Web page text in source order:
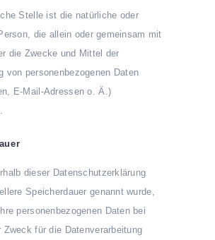
Stelle ist die natürliche oder
die allein oder gemeinsam mit
die Zwecke und Mittel der
von personenbezogenen Daten
E-Mail-Adressen o. Ä.)
dieser Datenschutzerklärung
Speicherdauer genannt wurde,
personenbezogenen Daten bei
Zweck für die Datenverarbeitung